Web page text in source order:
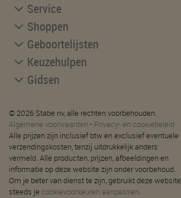
Service
Shoppen
Geboortelijsten
Keuzehulpen
Gidsen
© 2026 Stabe nv, alle rechten voorbehouden.
Algemene voorwaarden - Privacy- en cookiebeleid
Alle prijzen zijn inclusief btw en exclusief eventuele
verzendingskosten, tenzij uitdrukkelijk anders
vermeld. Alle producten, prijzen, afbeeldingen en
informatie op deze website zijn onder voorbehoud.
Om je beter van dienst te zijn, gebruikt deze website
steeds je cookievoorkeuren aanpassen.